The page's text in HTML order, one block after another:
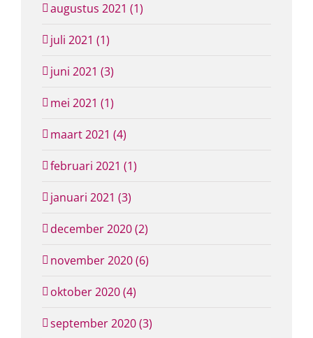
augustus 2021 (1)
juli 2021 (1)
juni 2021 (3)
mei 2021 (1)
maart 2021 (4)
februari 2021 (1)
januari 2021 (3)
december 2020 (2)
november 2020 (6)
oktober 2020 (4)
september 2020 (3)